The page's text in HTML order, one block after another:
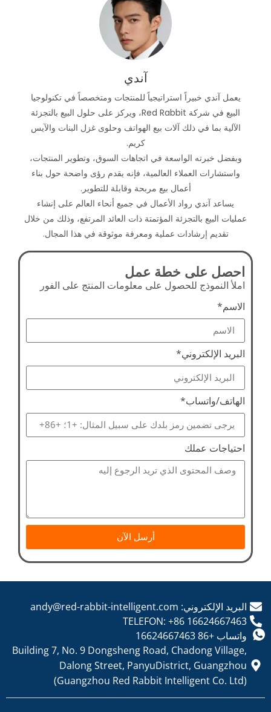
آندي
يعمل آندي خبيراً استراتيجياً للمنتجات ومتخصصاً في تكنولوجيا
البيع في شركة Red Rabbit، ويركز على حلول البيع بالتجزئة
الآلية بما في ذلك آلات بيع الهواتف وحلوى غزل البنات والآيس
كريم.
وبفضل خبرته الواسعة في اتجاهات السوق، وتطوير المنتجات،
واستشارات العملاء العالمية، فإنه يقدم رؤى واضحة حول بناء
أعمال بيع مربحة وقابلة للتطوير.
يساعد آندي رواد الأعمال في جميع أنحاء العالم على إنشاء
عمليات البيع بالتجزئة المؤتمتة ذات العائد المرتفع، وذلك من خلال
تقديم إرشادات عملية ومعرفة موثوقة في هذا المجال.
احصل على خطة عمل
املأ النموذج للحصول على معلومات المنتج على الفور
الاسم*
البريد الإلكتروني*
الهاتف/واتساب*
احتياجات عملك
أرسل الآن
البريد الإلكتروني: andy@red-rabbit-intelligent.com
TELEFON: +86 16624667463
واتساب +86 16624667463
Building 7, No. 9 Dongsheng Road, Chadong Village,
Dalong Street, PanyuDistrict, Guangzhou
(Guangzhou Red Rabbit Intelligent Co. Ltd)